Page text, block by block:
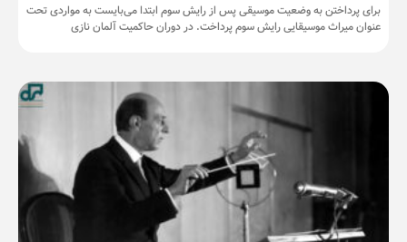
برای پرداختن به وضعیت موسیقی پس از رایش سوم ابتدا می‌بایست به مواردی تحت
عنوان میراث موسیقایی رایش سوم پرداخت. در دوران حاکمیت آلمان نازی